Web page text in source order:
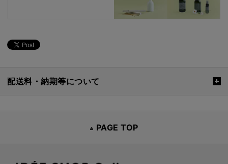
配送料・納期等について
PAGE TOP